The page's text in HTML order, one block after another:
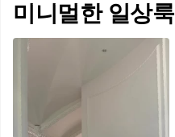
미니멀한 일상룩